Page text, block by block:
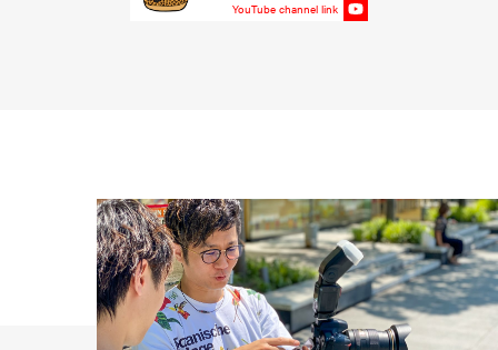
YouTube channel link